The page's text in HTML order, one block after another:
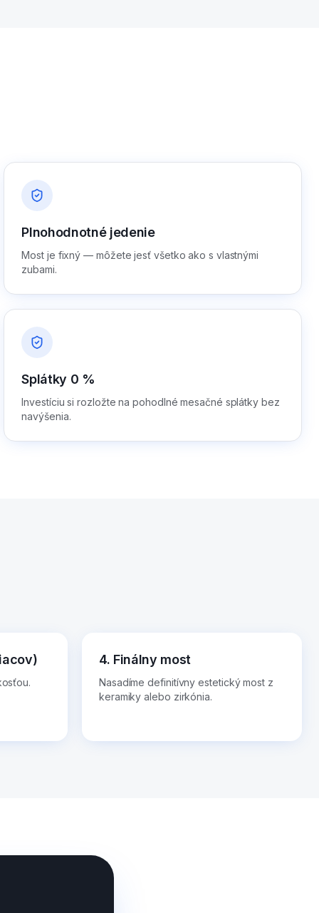
Plnohodnotné jedenie
Most je fixný — môžete jesť všetko ako s vlastnými
zubami.
Splátky 0 %
Investíciu si rozložte na pohodlné mesačné splátky bez
navýšenia.
4. Finálny most
Nasadíme definitívny estetický most z
keramiky alebo zirkónia.